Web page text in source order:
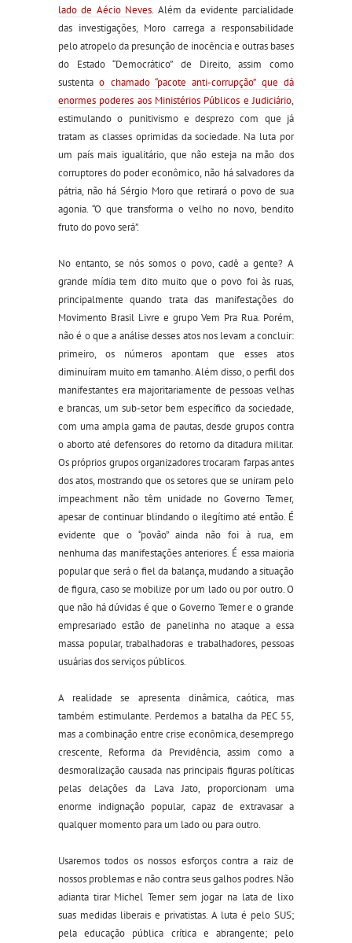
lado de Aécio Neves. Além da evidente parcialidade
das investigações, Moro carrega a responsabilidade
pelo atropelo da presunção de inocência e outras bases
do Estado “Democrático” de Direito, assim como
sustentao chamado “pacote anti-corrupção” que dá
enormes poderes aos Ministérios Públicos e Judiciário,
estimulando o punitivismo e desprezo com que já
tratam as classes oprimidas da sociedade. Na luta por
um país mais igualitário, que não esteja na mão dos
corruptores do poder econômico, não há salvadores da
pátria, não há Sérgio Moro que retirará o povo de sua
agonia. “O que transforma o velho no novo, bendito
fruto do povo será”.
No entanto, se nós somos o povo, cadê a gente? A
grande mídia tem dito muito que o povo foi às ruas,
principalmente quando trata das manifestações do
Movimento Brasil Livre e grupo Vem Pra Rua. Porém,
não é o que a análise desses atos nos levam a concluir:
primeiro, os números apontam que esses atos
diminuíram muito em tamanho. Além disso, o perfil dos
manifestantes era majoritariamente de pessoas velhas
e brancas, um sub-setor bem específico da sociedade,
com uma ampla gama de pautas, desde grupos contra
o aborto até defensores do retorno da ditadura militar.
Os próprios grupos organizadores trocaram farpas antes
dos atos, mostrando que os setores que se uniram pelo
impeachment não têm unidade no Governo Temer,
apesar de continuar blindando o ilegítimo até então. É
evidente que o “povão” ainda não foi à rua, em
nenhuma das manifestações anteriores. É essa maioria
popular que será o fiel da balança, mudando a situação
de figura, caso se mobilize por um lado ou por outro. O
que não há dúvidas é que o Governo Temer e o grande
empresariado estão de panelinha no ataque a essa
massa popular, trabalhadoras e trabalhadores, pessoas
usuárias dos serviços públicos.
A realidade se apresenta dinâmica, caótica, mas
também estimulante. Perdemos a batalha da PEC 55,
mas a combinação entre crise econômica, desemprego
crescente, Reforma da Previdência, assim como a
desmoralização causada nas principais figuras políticas
pelas delações da Lava Jato, proporcionam uma
enorme indignação popular, capaz de extravasar a
qualquer momento para um lado ou para outro.
Usaremos todos os nossos esforços contra a raiz de
nossos problemas e não contra seus galhos podres. Não
adianta tirar Michel Temer sem jogar na lata de lixo
suas medidas liberais e privatistas. A luta é pelo SUS;
pela educação pública crítica e abrangente; pelo